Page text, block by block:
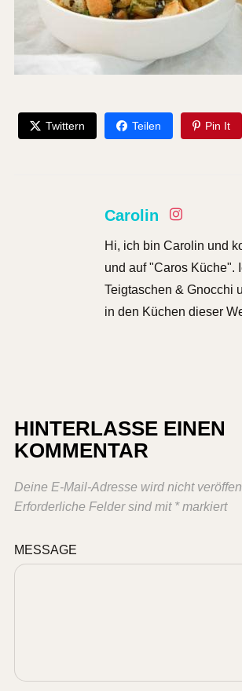
Twittern Teilen Pin It
Carolin
Hi, ich bin Carolin und
und auf "Caros Küche".
Teigtaschen & Gnocchi
in den Küchen dieser
HINTERLASSE EINEN
KOMMENTAR
Deine E-Mail-Adresse wird nicht
Erforderliche Felder sind mit *markiert
MESSAGE